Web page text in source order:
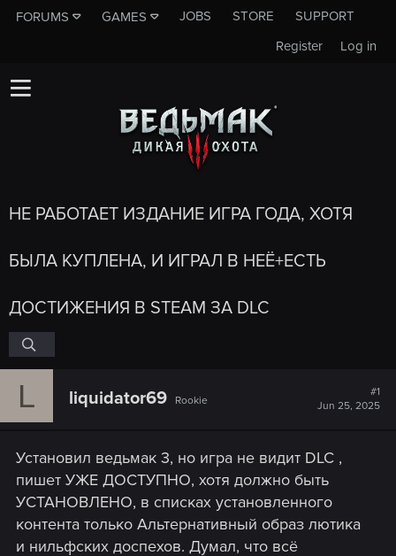
FORUMS GAMES JOBS STORE
SUPPORT
Log in
Register
НЕ РАБОТАЕТ ИЗДАНИЕ ИГРА ГОДА, ХОТЯ
БЫЛА КУПЛЕНА, И ИГРАЛ В НЕЁ+ЕСТЬ
ДОСТИЖЕНИЯ В STEAM ЗА DLC
L liquidator69 Rookie
#1
Jun 25, 2025
Установил ведьмак 3, но игра не видит DLC ,
пишет УЖЕ ДОСТУПНО, хотя должно быть
УСТАНОВЛЕНО, в списках установленного
контента только Альтернативный образ лютика
и нильфских доспехов. Думал, что всё